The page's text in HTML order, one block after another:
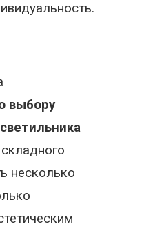
выбору
несколько